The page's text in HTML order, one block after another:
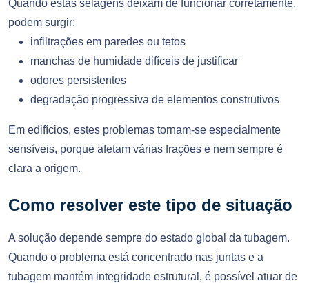
Quando estas selagens deixam de funcionar corretamente,
podem surgir:
infiltrações em paredes ou tetos
manchas de humidade difíceis de justificar
odores persistentes
degradação progressiva de elementos construtivos
Em edifícios, estes problemas tornam-se especialmente
sensíveis, porque afetam várias frações e nem sempre é
clara a origem.
Como resolver este tipo de situação
A solução depende sempre do estado global da tubagem.
Quando o problema está concentrado nas juntas e a
tubagem mantém integridade estrutural, é possível atuar de